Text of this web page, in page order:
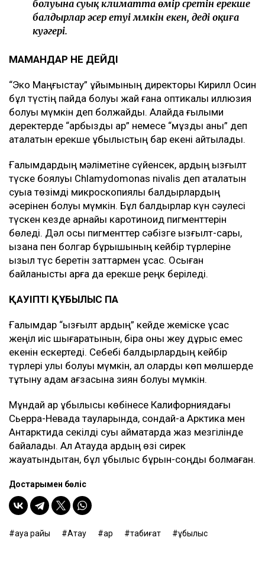
болуына суық климатта өмір сүретін ерекше
балдырлар әсер етуі мүмкін екен, деді оқиға
куәгері.
МАМАНДАР НЕ ДЕЙДІ
“Эко Маңғыстау” ұйымының директоры Кирилл Осин
бұл түстің пайда болуы жай ғана оптикалық иллюзия
болуы мүмкін деп болжайды. Алайда ғылыми
деректерде “қарбызды қар” немесе “мұздық қаны” деп
аталатын ерекше құбылыстың бар екені айтылады.
Ғалымдардың мәліметіне сүйенсек, қардың қызғылт
түске боялуы Chlamydomonas nivalis деп аталатын
суыққа төзімді микроскопиялық балдырлардың
әсерінен болуы мүмкін. Бұл балдырлар күн сәулесі
түскен кезде арнайы каротиноид пигменттерін
бөледі. Дәл осы пигменттер сәбізге қызғылт-сары,
қызанақ пен болгар бұрышының кейбір түрлеріне
қызыл түс беретін заттармен ұқсас. Осыған
байланысты қарға да ерекше реңк беріледі.
ҚАУІПТІ ҚҰБЫЛЫС ПА
Ғалымдар “қызғылт қардың” кейде жеміске ұқсас
жеңіл иіс шығаратынын, бірақ оны жеу дұрыс емес
екенін ескертеді. Себебі балдырлардың кейбір
түрлері улы болуы мүмкін, ал оларды көп мөлшерде
тұтыну адам ағзасына зиян болуы мүмкін.
Мұндай қар құбылысы көбінесе Калифорниядағы
Сьерра-Невада тауларында, сондай-ақ Арктика мен
Антарктида секілді суық аймақтарда жаз мезгілінде
байқалады. Ал Ақтауда қардың өзі сирек
жауатындықтан, бұл құбылыс бұрын-соңды болмаған.
Достарыңмен бөліс
ауа райы Ақтау қар табиғат құбылыс